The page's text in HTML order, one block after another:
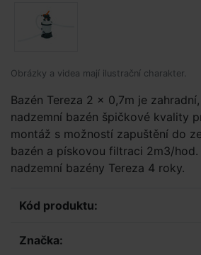
Obrázky a videa mají ilustrační charakter.
Bazén Tereza 2 x 0,7m je
nadzemní bazén špičkové kvality
montáž s možností zapuštění do
bazén a pískovou filtraci 2m3/hod.
nadzemní bazény Tereza 4 roky.
Kód produktu:
Značka: